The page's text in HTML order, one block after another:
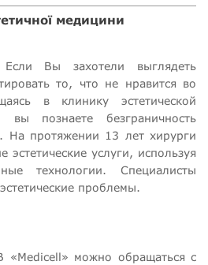
медицини
Вы захотели выглядеть
то, что не нравится во
в клинику эстетической
вы познаете безграничность
На протяжении 13 лет хирурги
эстетические услуги, используя
технологии. Специалисты
проблемы.
«Medicell» можно обращаться с